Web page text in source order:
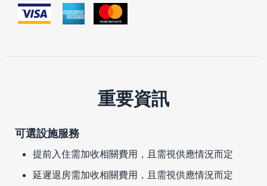
重要資訊
可選設施服務
提前入住需加收相關費用，且需視供應情況而定
延遲退房需加收相關費用，且需視供應情況而定